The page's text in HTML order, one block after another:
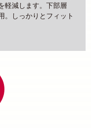
軽減します。下部層
。しっかりとフィット